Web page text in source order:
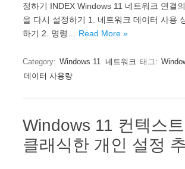
정하기 INDEX Windows 11 네트워크 연결
을 다시 설정하기 1. 네트워크 데이터 사용
하기 2. 명령… Read More »
Category: Windows 11 네트워크 태그:
데이터 사용량
Windows 11 컨텍스트
클래식한 개인 설정